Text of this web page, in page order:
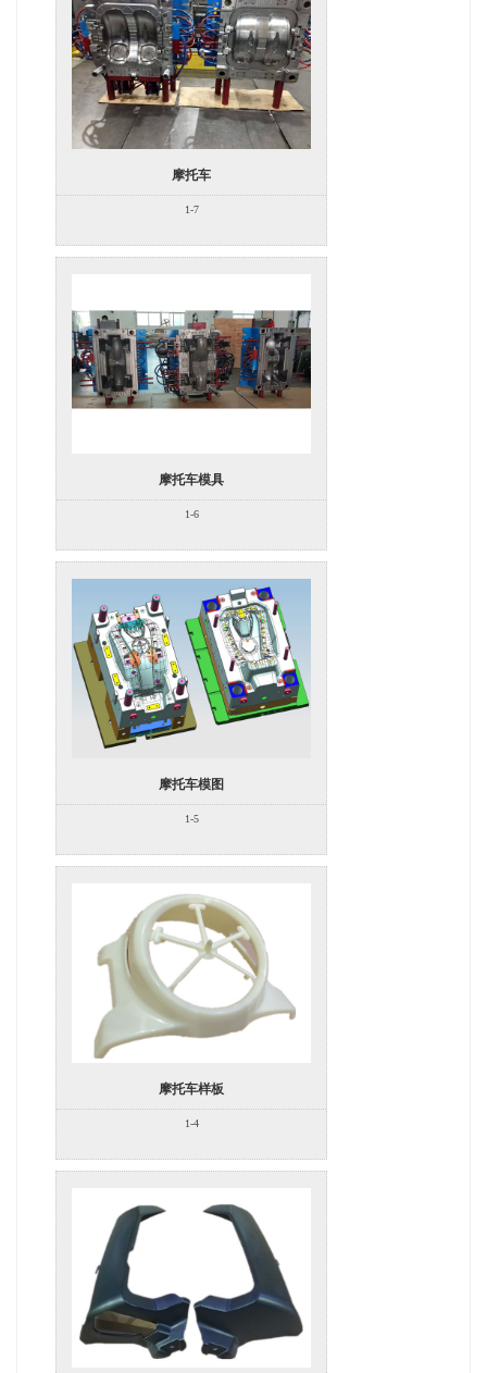
摩托车
1-7
摩托车模具
1-6
摩托车模图
1-5
摩托车样板
1-4